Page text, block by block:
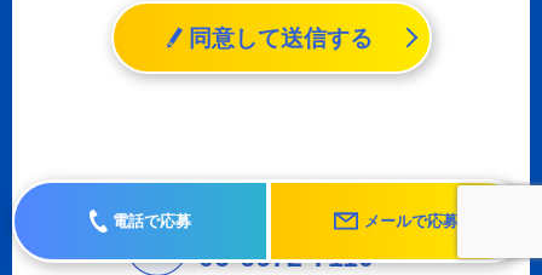
れる生存する個人に関する情報であって、氏名、生年月日
その他の記述等により特定の個人を識別することができる
情報（個人識別情報）を指します。
法令により許された場合を除き、個人情報を第三者に提供
しません。
同意して送信する
お電話でのご連絡はこちら
06-6672-7110
電話で応募 メールで応募